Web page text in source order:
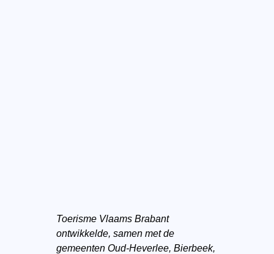
Toerisme Vlaams Brabant
ontwikkelde, samen met de
gemeenten Oud-Heverlee, Bierbeek,